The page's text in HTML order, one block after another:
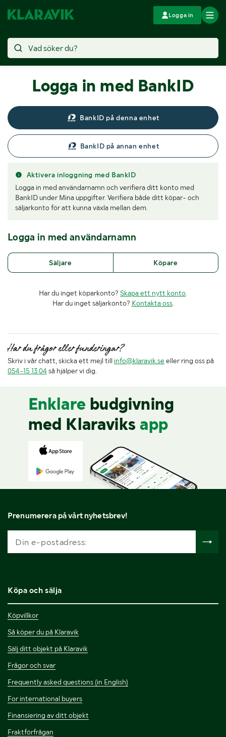
Logga in
Logga in med BankID
BankID på denna enhet
BankID på annan enhet
Aktivera inloggning med BankID
Logga in med användarnamn och verifiera ditt konto med
BankID under Mina uppgifter. Verifiera både ditt köpar- och
säljarkonto för att kunna växla mellan dem.
Logga in med användarnamn
Säljare Köpare
Har du inget köparkonto? Skapa ett nytt konto
Har du inget säljarkonto? Kontakta oss.
Har du frågor eller funderingar?
Skriv i vår chatt, skicka ett mejl till info@klaravik.se eller ring oss på
054-15 13 04så hjälper vi dig.
Enklare budgivning
med Klaraviks app
Prenumerera på vårt nyhetsbrev!
Köpa och sälja
Köpvillkor
Så köper du på Klaravik
Sälj ditt objekt på Klaravik
Frågor och svar
Frequently asked questions (in English)
For international buyers
Finansiering av ditt objekt
Fraktförfrågan